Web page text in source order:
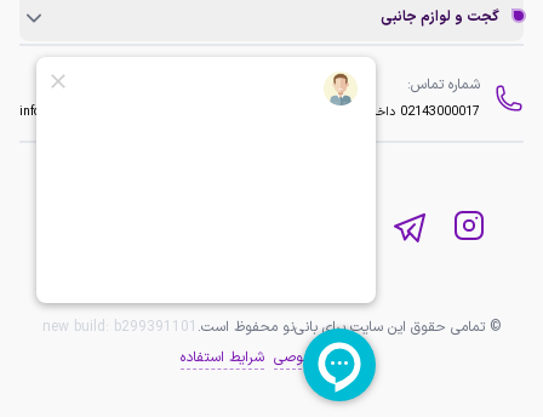
گجت و لوازم جانبی
شماره تماس:
02143000017 داخلی 2 info@baninopc.com
© تمامی حقوق این سایت برای بانی‌نو محفوظ است. new build: b299391101
حریم خصوصی شرایط استفاده